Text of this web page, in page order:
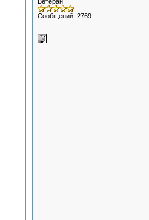
Сообщений: 2769